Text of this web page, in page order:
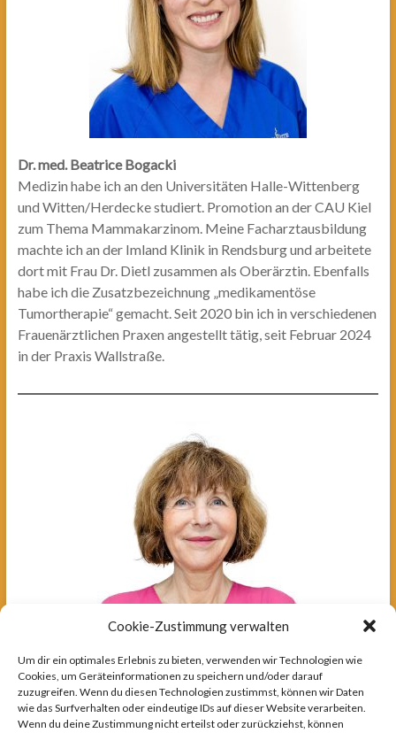
Cookie-Zustimmung verwalten
Um dir ein optimales Erlebnis zu bieten, verwenden wir Technologien wie
Cookies, um Geräteinformationen zu speichern und/oder darauf
zuzugreifen. Wenn du diesen Technologien zustimmst, können wir Daten
wie das Surfverhalten oder eindeutige IDs auf dieser Website verarbeiten.
Wenn du deine Zustimmung nicht erteilst oder zurückziehst, können
Dr. med. Beatrice Bogacki
Medizin habe ich an den Universitäten Halle-Wittenberg
und Witten/Herdecke studiert. Promotion an der CAU Kiel
zum Thema Mammakarzinom. Meine Facharztausbildung
machte ich an der Imland Klinik in Rendsburg und arbeitete
dort mit Frau Dr. Dietl zusammen als Oberärztin. Ebenfalls
habe ich die Zusatzbezeichnung „medikamentöse
Tumortherapie“ gemacht. Seit 2020 bin ich in verschiedenen
Frauenärztlichen Praxen angestellt tätig, seit Februar 2024
in der Praxis Wallstraße.
Dr. med. Nina Grabener
Schwerpunkte: